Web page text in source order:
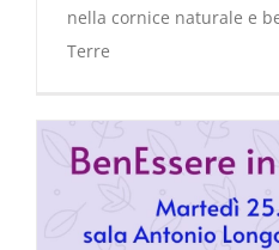
nella cornice naturale e
Terre